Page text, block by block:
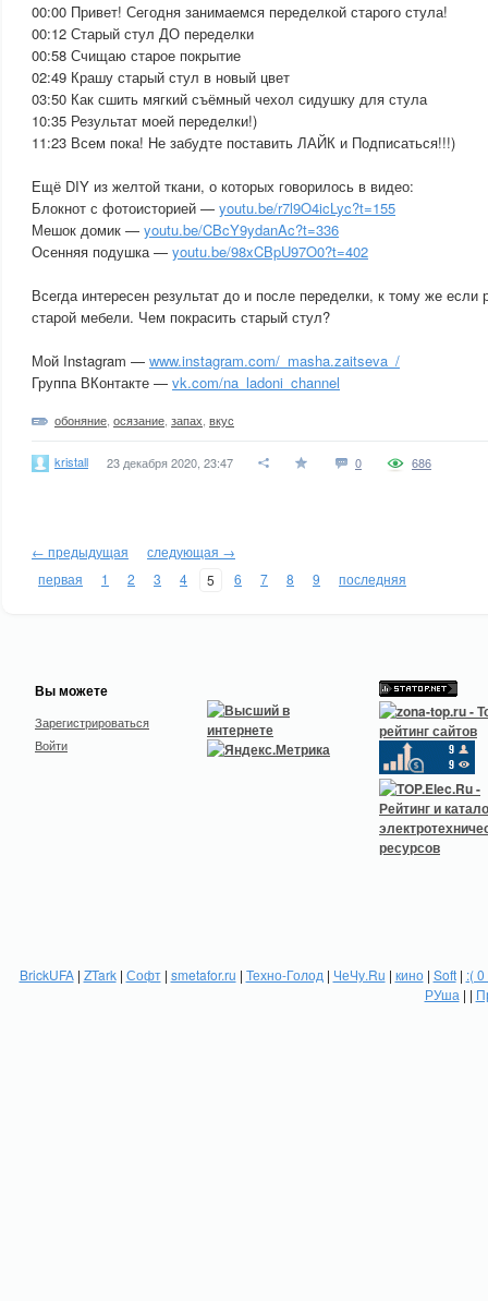
00:00 Привет! Сегодня занимаемся переделкой старого стула!
00:12 Старый стул ДО переделки
00:58 Счищаю старое покрытие
02:49 Крашу старый стул в новый цвет
03:50 Как сшить мягкий съёмный чехол сидушку для стула
10:35 Результат моей переделки!)
11:23 Всем пока! Не забудте поставить ЛАЙК и Подписаться!!!)
Ещё DIY из желтой ткани, о которых говорилось в видео:
Блокнот с фотоисторией — youtu.be/r7l9O4icLyc?t=155
Мешок домик — youtu.be/CBcY9ydanAc?t=336
Осенняя подушка — youtu.be/98xCBpU97O0?t=402
Всегда интересен результат до и после переделки, к тому же если
старой мебели. Чем покрасить старый стул?
Мой Instagram — www.instagram.com/_masha.zaitseva_/
Группа ВКонтакте — vk.com/na_ladoni_channel
обоняние осязание запах вкус
kristall 23 декабря 2020, 23:47 0 686
← предыдущая
следующая →
первая
1 2 3 4 5 6 7 8 9 последняя
Вы можете
Зарегистрироваться
Войти
BrickUFA| ZTark| Софт| smetafor.ru | Техно-Голод | ЧеЧу.Ru | кино| Soft| :(
РУша | |